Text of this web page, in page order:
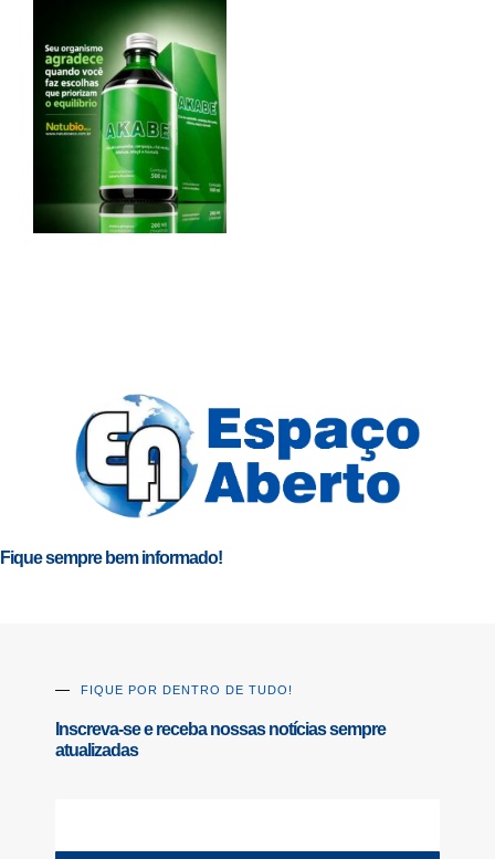
Fique sempre bem informado!
FIQUE POR DENTRO DE TUDO!
Inscreva-se e receba nossas notícias sempre
atualizadas